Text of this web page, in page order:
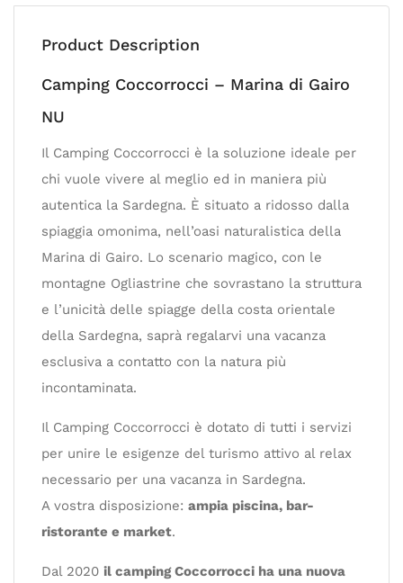
Product Description
Camping Coccorrocci – Marina di Gairo
NU
Il Camping Coccorrocci è la soluzione ideale per
chi vuole vivere al meglio ed in maniera più
autentica la Sardegna. È situato a ridosso dalla
spiaggia omonima, nell’oasi naturalistica della
Marina di Gairo. Lo scenario magico, con le
montagne Ogliastrine che sovrastano la struttura
e l’unicità delle spiagge della costa orientale
della Sardegna, saprà regalarvi una vacanza
esclusiva a contatto con la natura più
incontaminata.
Il Camping Coccorrocci è dotato di tutti i servizi
per unire le esigenze del turismo attivo al relax
necessario per una vacanza in Sardegna.
A vostra disposizione: ampia piscina, bar-
ristorante e market.
Dal 2020 il camping Coccorrocci ha una nuova